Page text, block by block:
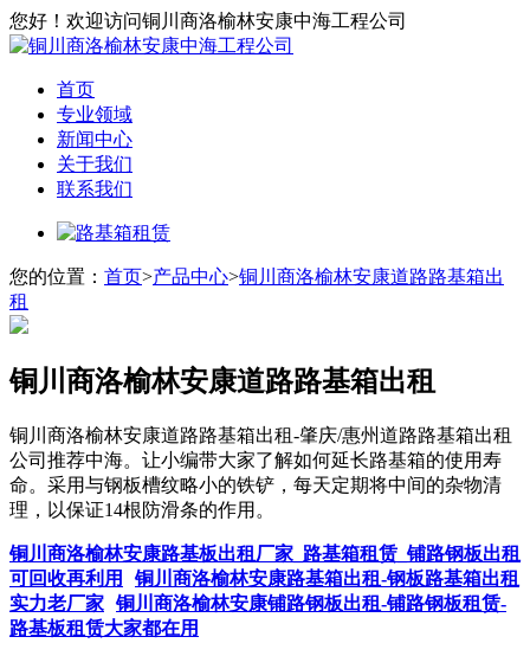
您好！欢迎访问铜川商洛榆林安康中海工程公司
首页
专业领域
新闻中心
关于我们
联系我们
您的位置： 首页>产品中心>铜川商洛榆林安康道路路基箱出
租
铜川商洛榆林安康道路路基箱出租
铜川商洛榆林安康道路路基箱出租-肇庆/惠州道路路基箱出租
公司推荐中海。让小编带大家了解如何延长路基箱的使用寿
命。采用与钢板槽纹略小的铁铲，每天定期将中间的杂物清
理，以保证14根防滑条的作用。
铜川商洛榆林安康路基板出租厂家_路基箱租赁_铺路钢板出租
可回收再利用
铜川商洛榆林安康路基箱出租-钢板路基箱出租
实力老厂家 铜川商洛榆林安康铺路钢板出租-铺路钢板租赁-
路基板租赁大家都在用